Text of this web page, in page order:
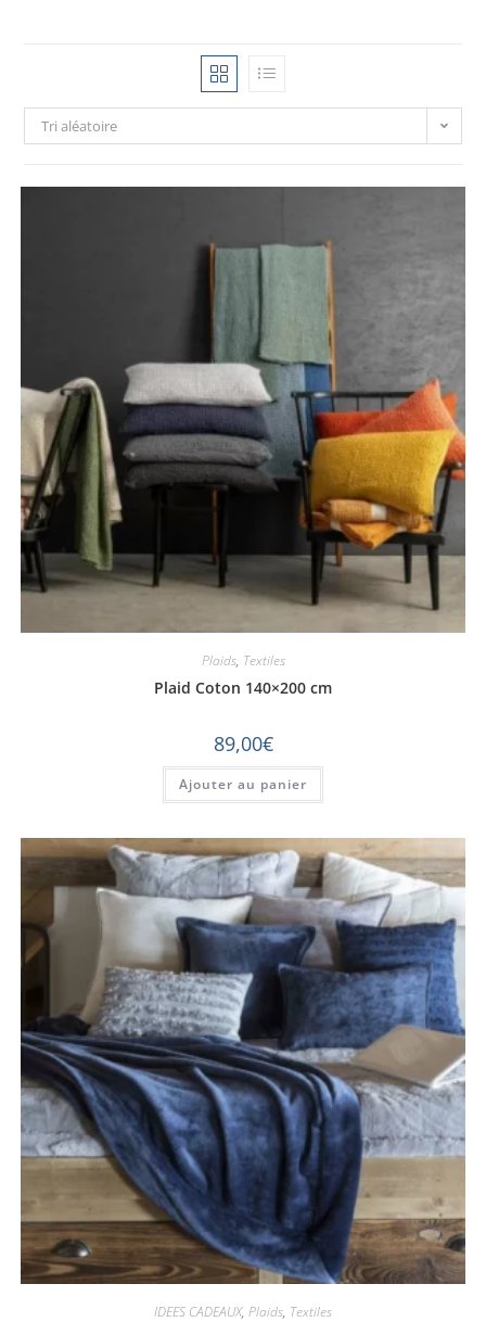
Tri aléatoire
Plaids, Textiles
Plaid Coton 140×200 cm
89,00€
Ajouter au panier
IDEES CADEAUX, Plaids, Textiles